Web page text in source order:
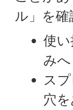
ル」を
使
みへ
ス
穴